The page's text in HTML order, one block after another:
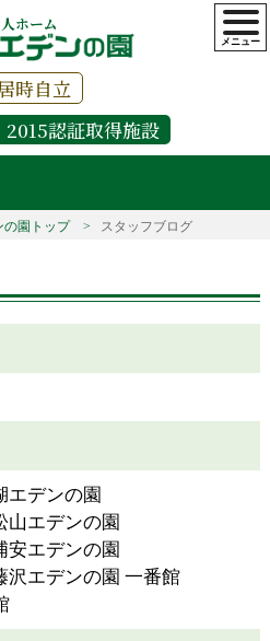
ホーム
時自立
2015認証取得施設
の園トップ スタッフブログ
エデンの園
山エデンの園
安エデンの園
沢エデンの園 一番館